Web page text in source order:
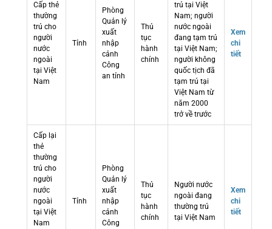
Cấp thẻ
thường
trú cho
người
nước
ngoài
tại Việt
Nam
Tỉnh
Phòng
Quản lý
xuất
nhập
cảnh
Công
an tỉnh
Thủ
tục
hành
chính
trú tại Việt
Nam; người
nước ngoài
đang tạm trú
tại Việt Nam;
người không
quốc tịch đã
tạm trú tại
Việt Nam từ
năm 2000
trở về trước
Xem
chi
tiết
Cấp lại
thẻ
thường
trú cho
người
nước
ngoài
tại Việt
Nam
Tỉnh
Phòng
Quản lý
xuất
nhập
cảnh
Công
Thủ
tục
hành
chính
Người nước
ngoài đang
thường trú
tại Việt Nam
Xem
chi
tiết